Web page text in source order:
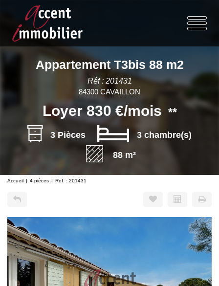
Appartement T3bis 88 m2
Réf : 201431
84300 CAVAILLON
Loyer 830 €/mois **
3 Pièces 3 chambre(s)
88 m²
Accueil 4 pièces Ref. : 201431